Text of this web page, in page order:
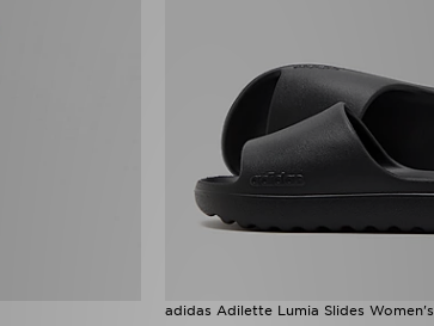
adidas Adilette Lumia Slides Women's